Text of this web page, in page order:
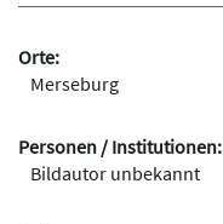
Orte:
Merseburg
Personen / Institutionen:
Bildautor unbekannt